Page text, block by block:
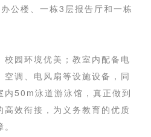
公楼、一栋3层报告厅和一栋
校园环境优美；教室内配备电
调、电风扇等设施设备，同
内50m泳道游泳馆，真正做到
效衔接，为义务教育的优质